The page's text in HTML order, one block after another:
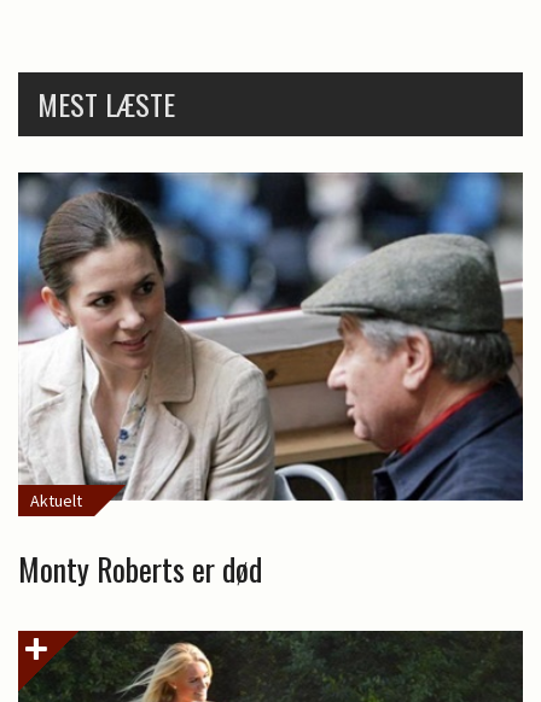
MEST LÆSTE
Aktuelt
Monty Roberts er død